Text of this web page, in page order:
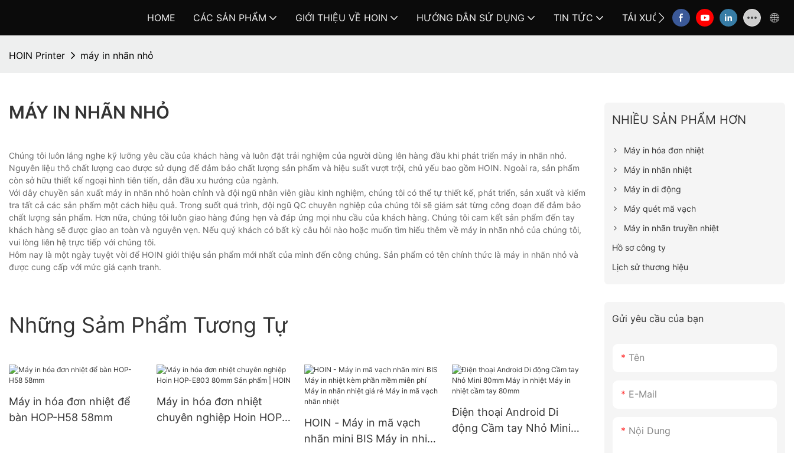
HOME CÁC SẢN PHẨM GIỚI THIỆU VỀ HOIN HƯỚNG DẪN SỬ DỤNG TIN TỨC TẢI XUỐNG LIÊN HỆ VỚI
HOIN Printer máy in nhãn nhỏ
MÁY IN NHÃN NHỎ
Chúng tôi luôn lắng nghe kỹ lưỡng yêu cầu của khách hàng và luôn đặt trải nghiệm của người dùng lên hàng đầu khi phát triển máy in nhãn nhỏ.
Nguyên liệu thô chất lượng cao được sử dụng để đảm bảo chất lượng sản phẩm và hiệu suất vượt trội, chủ yếu bao gồm HOIN. Ngoài ra, sản phẩm
còn sở hữu thiết kế ngoại hình tiên tiến, dẫn đầu xu hướng của ngành.
Với dây chuyền sản xuất máy in nhãn nhỏ hoàn chỉnh và đội ngũ nhân viên giàu kinh nghiệm, chúng tôi có thể tự thiết kế, phát triển, sản xuất và kiểm
tra tất cả các sản phẩm một cách hiệu quả. Trong suốt quá trình, đội ngũ QC chuyên nghiệp của chúng tôi sẽ giám sát từng công đoạn để đảm bảo
chất lượng sản phẩm. Hơn nữa, chúng tôi luôn giao hàng đúng hẹn và đáp ứng mọi nhu cầu của khách hàng. Chúng tôi cam kết sản phẩm đến tay
khách hàng sẽ được giao an toàn và nguyên vẹn. Nếu quý khách có bất kỳ câu hỏi nào hoặc muốn tìm hiểu thêm về máy in nhãn nhỏ của chúng tôi,
vui lòng liên hệ trực tiếp với chúng tôi.
Hôm nay là một ngày tuyệt vời để HOIN giới thiệu sản phẩm mới nhất của mình đến công chúng. Sản phẩm có tên chính thức là máy in nhãn nhỏ và
được cung cấp với mức giá cạnh tranh.
Những Sảm Phẩm Tương Tự
Máy in hóa đơn nhiệt để
bàn HOP-H58 58mm
Máy in hóa đơn nhiệt
chuyên nghiệp Hoin HOP-
HOIN - Máy in mã vạch
nhãn mini BIS Máy in nhiệt
Điện thoại Android Di
động Cầm tay Nhỏ Mini
NHIỀU SẢN PHẨM HƠN
Máy in hóa đơn nhiệt
Máy in nhãn nhiệt
Máy in di động
Máy quét mã vạch
Máy in nhãn truyền nhiệt
Hồ sơ công ty
Lịch sử thương hiệu
Gửi yêu cầu của bạn
Tên
E-Mail
Nội Dung